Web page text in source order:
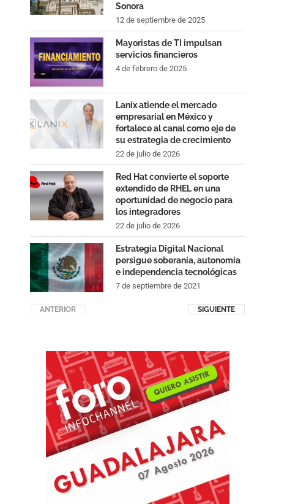
Sonora
12 de septiembre de 2025
Mayoristas de TI impulsan
servicios financieros
4 de febrero de 2025
Lanix atiende el mercado
empresarial en México y
fortalece al canal como eje de
su estrategia de crecimiento
22 de julio de 2026
Red Hat convierte el soporte
extendido de RHEL en una
oportunidad de negocio para
los integradores
22 de julio de 2026
Estrategia Digital Nacional
persigue soberanía, autonomía
e independencia tecnológicas
7 de septiembre de 2021
ANTERIOR SIGUIENTE